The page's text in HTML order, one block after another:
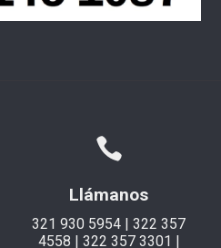
Llámanos
321 930 5954 | 322 357
4558 | 322 357 3301 |